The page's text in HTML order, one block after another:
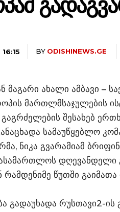
BY ODISHINEWS.GE
მაგარი ახალი ამბავი –
მართლმსაჯულების
შესახებ
სამაუწყებლო
ნიკა გვარამიამ
დღევანდელი
წუთში გაიმათა
გადაუხადა რუსთავი2-ის